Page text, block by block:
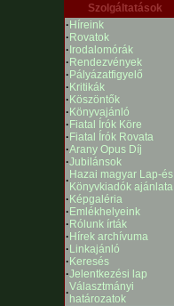
Szolgáltatások
· Híreink
· Rovatok
· Irodalomórák
· Rendezvények
· Pályázatfigyelő
· Kritikák
· Köszöntők
· Könyvajánló
· Fiatal Írók Köre
· Fiatal Írók Rovata
·Arany Opus Díj
·Jubilánsok
· Hazai magyar Lap-és
Könyvkiadók ajánlata
· Képgaléria
· Emlékhelyeink
· Rólunk írták
· Hírek archívuma
· Linkajánló
· Keresés
·Jelentkezési lap
·Választmányi
határozatok